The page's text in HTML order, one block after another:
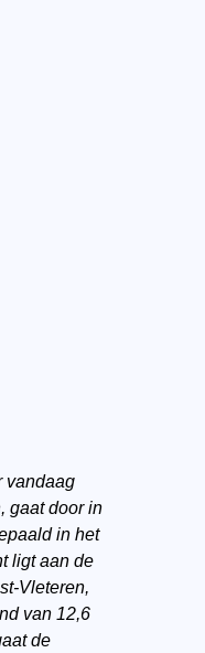
vandaag
, gaat door in
in het
ligt aan de
Vleteren,
van 12,6
de